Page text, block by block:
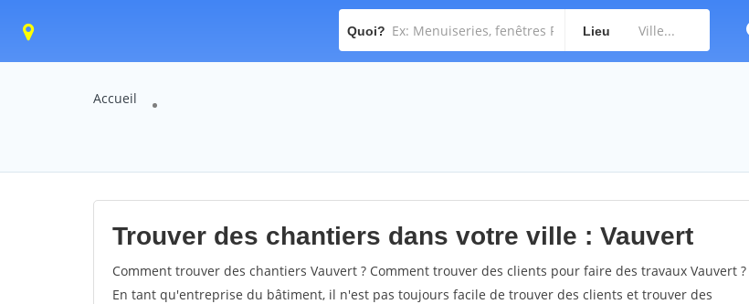
Quoi? Lieu
Accueil
Trouver des chantiers dans votre ville : Vauvert
Comment trouver des chantiers Vauvert ? Comment trouver des clients pour faire des travaux Vauvert ?
En tant qu'entreprise du bâtiment, il n'est pas toujours facile de trouver des clients et trouver des